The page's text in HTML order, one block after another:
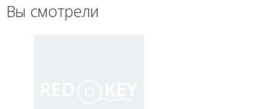
Вы смотрели